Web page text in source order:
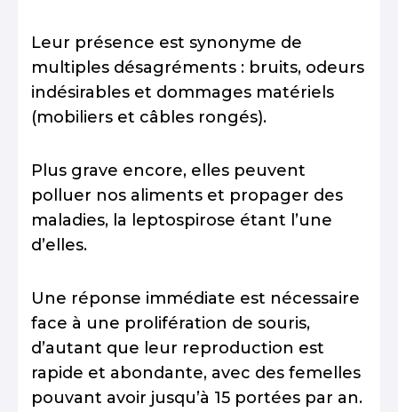
Leur présence est synonyme de
multiples désagréments : bruits, odeurs
indésirables et dommages matériels
(mobiliers et câbles rongés).
Plus grave encore, elles peuvent
polluer nos aliments et propager des
maladies, la leptospirose étant l’une
d’elles.
Une réponse immédiate est nécessaire
face à une prolifération de souris,
d’autant que leur reproduction est
rapide et abondante, avec des femelles
pouvant avoir jusqu’à 15 portées par an.